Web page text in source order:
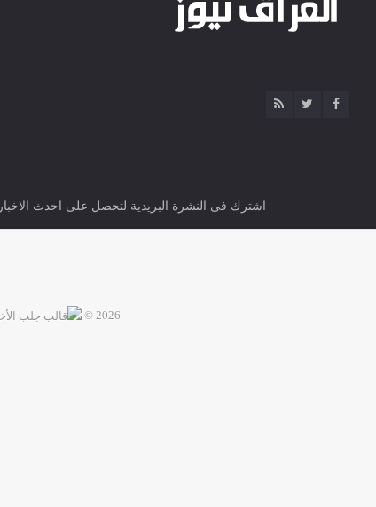
اشترك فى النشرة البريدية لتحصل على احدث الاخبار
2026 ©